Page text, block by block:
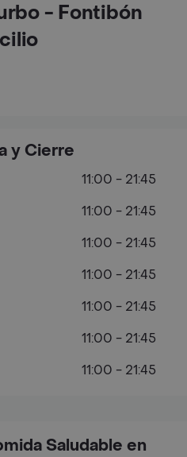
- Fontibón
Saludable en
y Cierre
11:00 - 21:45
11:00 - 21:45
11:00 - 21:45
11:00 - 21:45
11:00 - 21:45
11:00 - 21:45
11:00 - 21:45